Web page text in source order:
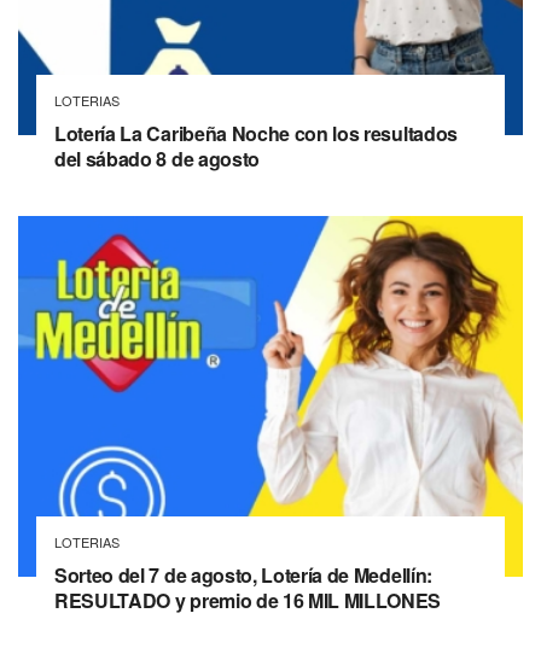
LOTERIAS
Lotería La Caribeña Noche con los resultados
del sábado 8 de agosto
LOTERIAS
Sorteo del 7 de agosto, Lotería de Medellín:
RESULTADO y premio de 16 MIL MILLONES